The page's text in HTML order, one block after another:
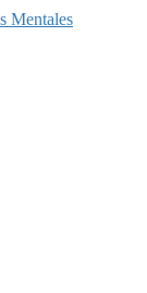
Mentales